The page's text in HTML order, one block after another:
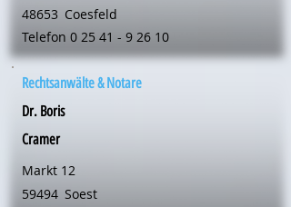
48653 Coesfeld
Telefon 0 25 41 - 9 26 10
Rechtsanwälte & Notare
Dr. Boris
Cramer
Markt 12
59494 Soest